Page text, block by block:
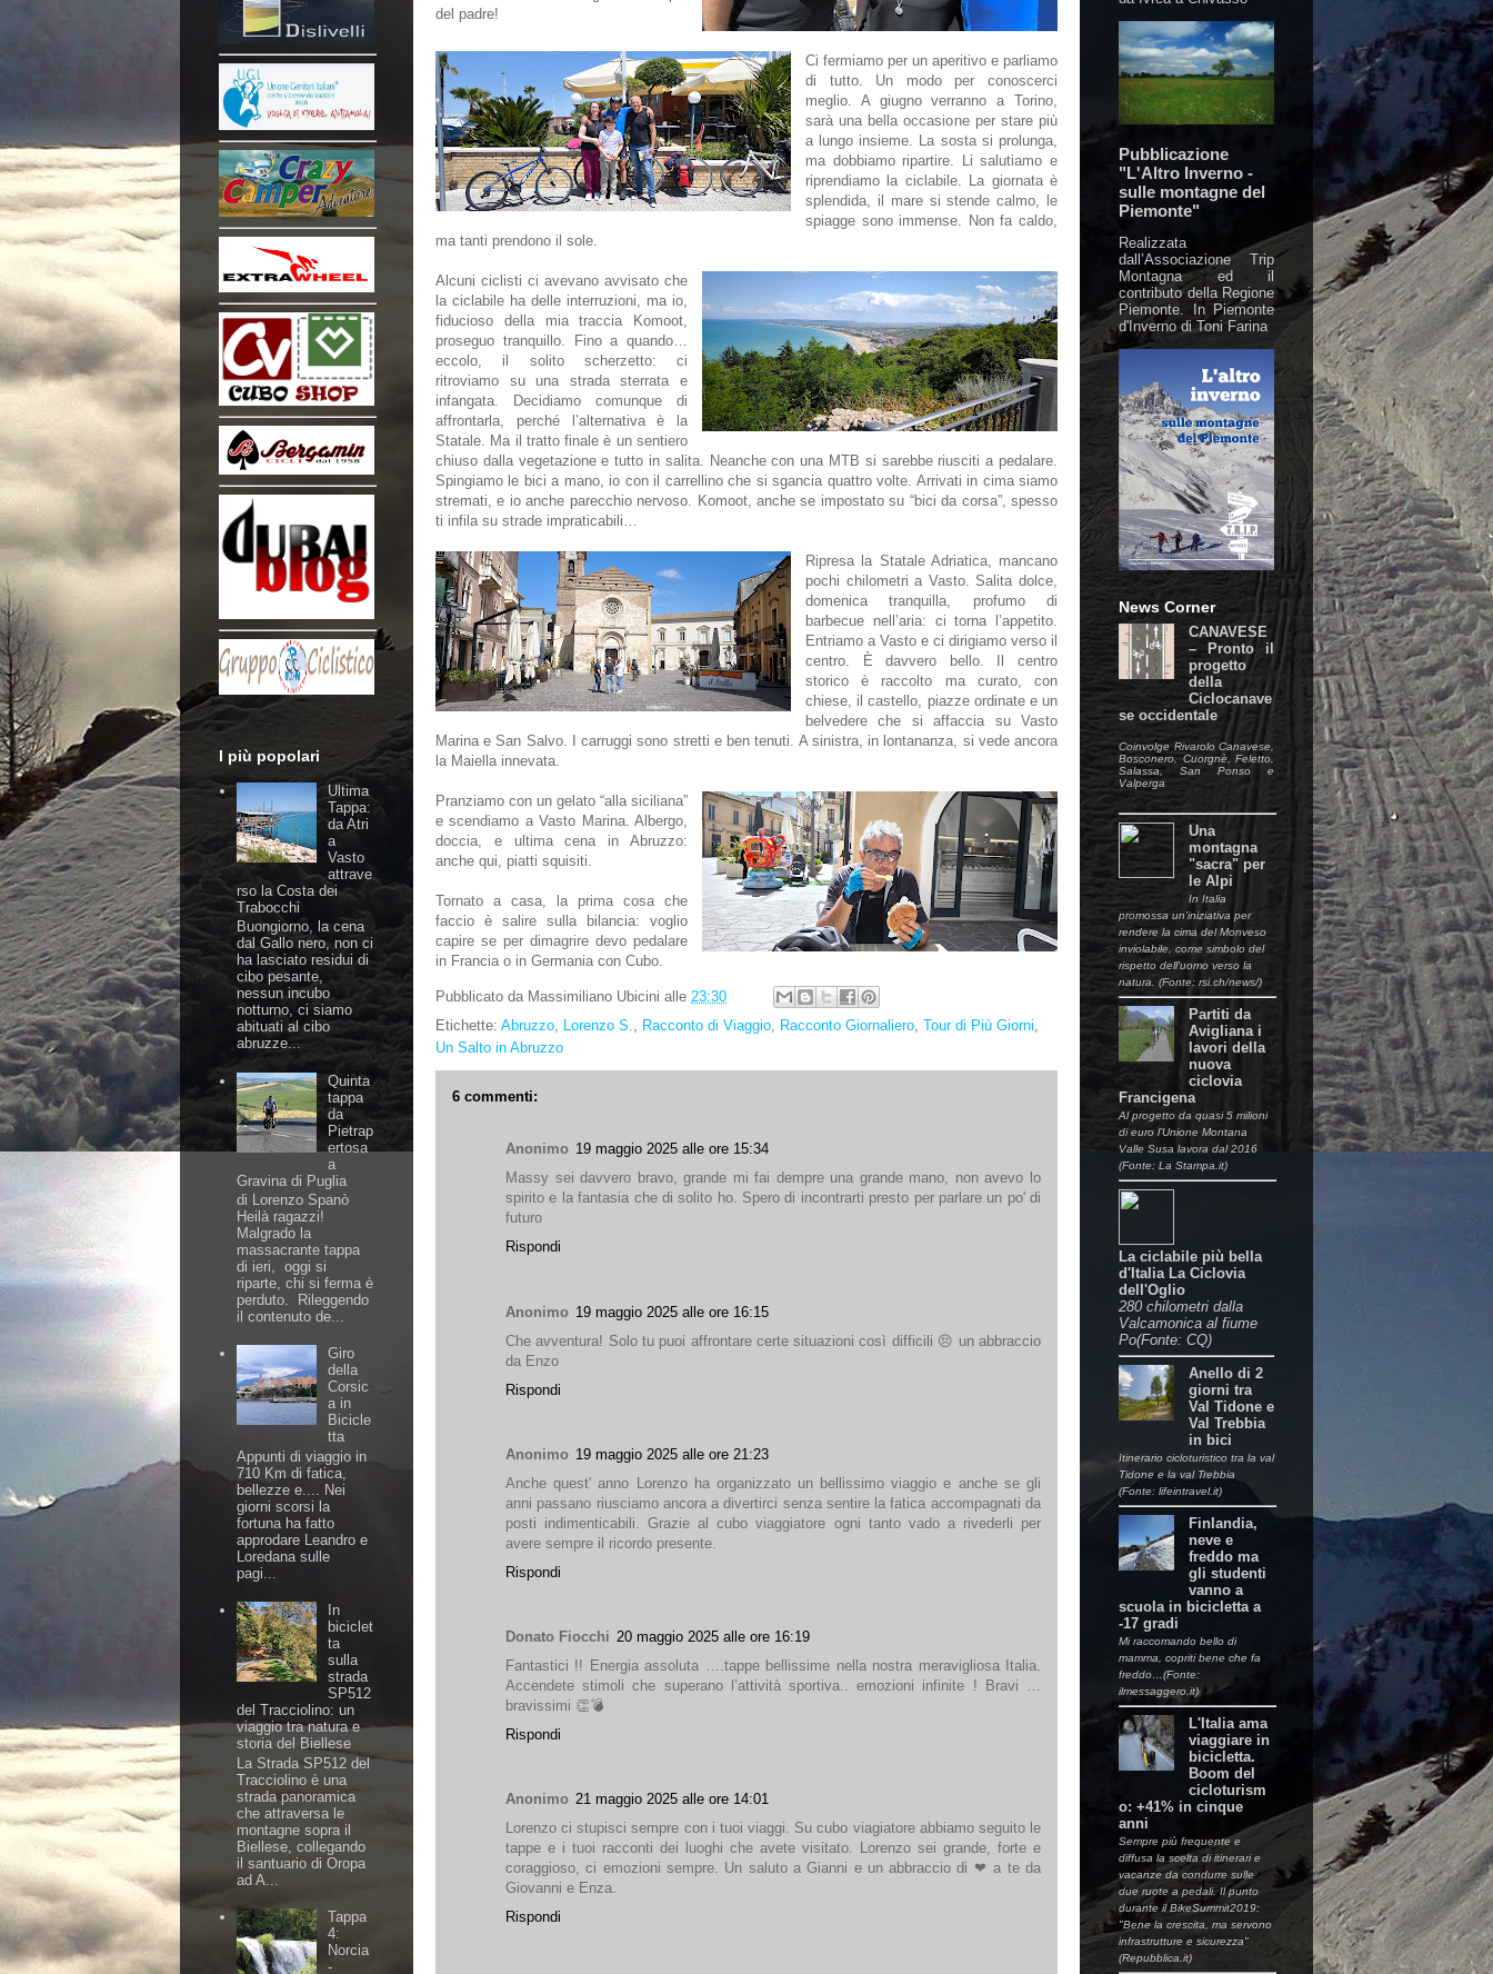
del padre!
Ci fermiamo per un aperitivo e parliamo
di tutto. Un modo per conoscerci
meglio. A giugno verranno a Torino,
sarà una bella occasione per stare più
a lungo insieme. La sosta si prolunga,
ma dobbiamo ripartire. Li salutiamo e
riprendiamo la ciclabile. La giornata è
splendida, il mare si stende calmo, le
spiagge sono immense. Non fa caldo,
ma tanti prendono il sole.
Alcuni ciclisti ci avevano avvisato che
la ciclabile ha delle interruzioni, ma io,
fiducioso della mia traccia Komoot,
proseguo tranquillo. Fino a quando…
eccolo, il solito scherzetto: ci
ritroviamo su una strada sterrata e
infangata. Decidiamo comunque di
affrontarla, perché l’alternativa è la
Statale. Ma il tratto finale è un sentiero
chiuso dalla vegetazione e tutto in salita. Neanche con una MTB si sarebbe riusciti a pedalare.
Spingiamo le bici a mano, io con il carrellino che si sgancia quattro volte. Arrivati in cima siamo
stremati, e io anche parecchio nervoso. Komoot, anche se impostato su “bici da corsa”, spesso
ti infila su strade impraticabili…
Ripresa la Statale Adriatica, mancano
pochi chilometri a Vasto. Salita dolce,
domenica tranquilla, profumo di
barbecue nell’aria: ci torna l’appetito.
Entriamo a Vasto e ci dirigiamo verso il
centro. È davvero bello. Il centro
storico è raccolto ma curato, con
chiese, il castello, piazze ordinate e un
belvedere che si affaccia su Vasto
Marina e San Salvo. I carruggi sono stretti e ben tenuti. A sinistra, in lontananza, si vede ancora
la Maiella innevata.
Pranziamo con un gelato “alla siciliana”
e scendiamo a Vasto Marina. Albergo,
doccia, e ultima cena in Abruzzo:
anche qui, piatti squisiti.
Tornato a casa, la prima cosa che
faccio è salire sulla bilancia: voglio
capire se per dimagrire devo pedalare
in Francia o in Germania con Cubo.
Pubblicato da Massimiliano Ubicini alle 23:30
Etichette: Abruzzo, Lorenzo S., Racconto di Viaggio, Racconto Giornaliero, Tour di Più Giorni,
Un Salto in Abruzzo
6 commenti:
Anonimo 19 maggio 2025 alle ore 15:34
Massy sei davvero bravo, grande mi fai dempre una grande mano, non avevo lo
spirito e la fantasia che di solito ho. Spero di incontrarti presto per parlare un po' di
futuro
Rispondi
Anonimo 19 maggio 2025 alle ore 16:15
Che avventura! Solo tu puoi affrontare certe situazioni così difficili 😣 un abbraccio
da Enzo
Rispondi
Anonimo 19 maggio 2025 alle ore 21:23
Anche quest' anno Lorenzo ha organizzato un bellissimo viaggio e anche se gli
anni passano riusciamo ancora a divertirci senza sentire la fatica accompagnati da
posti indimenticabili. Grazie al cubo viaggiatore ogni tanto vado a rivederli per
avere sempre il ricordo presente.
Rispondi
Donato Fiocchi 20 maggio 2025 alle ore 16:19
Fantastici !! Energia assoluta ….tappe bellissime nella nostra meravigliosa Italia.
Accendete stimoli che superano l’attività sportiva.. emozioni infinite ! Bravi …
bravissimi 👏💣
Rispondi
Anonimo 21 maggio 2025 alle ore 14:01
Lorenzo ci stupisci sempre con i tuoi viaggi. Su cubo viagiatore abbiamo seguito le
tappe e i tuoi racconti dei luoghi che avete visitato. Lorenzo sei grande, forte e
coraggioso, ci emozioni sempre. Un saluto a Gianni e un abbraccio di ❤ a te da
Giovanni e Enza.
Rispondi
I più popolari
Ultima
Tappa:
da Atri
a
Vasto
attrave
rso la Costa dei
Trabocchi
Buongiorno, la cena
dal Gallo nero, non ci
ha lasciato residui di
cibo pesante,
nessun incubo
notturno, ci siamo
abituati al cibo
abruzze...
Quinta
tappa
da
Pietrap
ertosa
a
Gravina di Puglia
di Lorenzo Spanò
Heilà ragazzi!
Malgrado la
massacrante tappa
di ieri, oggi si
riparte, chi si ferma è
perduto. Rileggendo
il contenuto de...
Giro
della
Corsic
a in
Bicicle
tta
Appunti di viaggio in
710 Km di fatica,
bellezze e.... Nei
giorni scorsi la
fortuna ha fatto
approdare Leandro e
Loredana sulle
pagi...
In
biciclet
ta
sulla
strada
SP512
del Tracciolino: un
viaggio tra natura e
storia del Biellese
La Strada SP512 del
Tracciolino è una
strada panoramica
che attraversa le
montagne sopra il
Biellese, collegando
il santuario di Oropa
ad A...
Tappa
4:
Norcia
-
Pubblicazione
"L'Altro Inverno -
sulle montagne del
Piemonte"
Realizzata
dall’Associazione Trip
Montagna ed il
contributo della Regione
Piemonte. In Piemonte
d'Inverno di Toni Farina
News Corner
CANAVESE
– Pronto il
progetto
della
Ciclocanave
se occidentale
Coinvolge Rivarolo Canavese,
Bosconero, Cuorgnè, Feletto,
Salassa, San Ponso e
Valperga
Una
montagna
"sacra" per
le Alpi
In Italia
promossa un'iniziativa per
rendere la cima del Monveso
inviolabile, come simbolo del
rispetto dell'uomo verso la
natura. (Fonte: rsi.ch/news/)
Partiti da
Avigliana i
lavori della
nuova
ciclovia
Francigena
Al progetto da quasi 5 milioni
di euro l’Unione Montana
Valle Susa lavora dal 2016
(Fonte: La Stampa.it)
La ciclabile più bella
d'Italia La Ciclovia
dell'Oglio
280 chilometri dalla
Valcamonica al fiume
Po(Fonte: CQ)
Anello di 2
giorni tra
Val Tidone e
Val Trebbia
in bici
Itinerario cicloturistico tra la val
Tidone e la val Trebbia
(Fonte: lifeintravel.it)
Finlandia,
neve e
freddo ma
gli studenti
vanno a
scuola in bicicletta a
-17 gradi
Mi raccomando bello di
mamma, copriti bene che fa
freddo…(Fonte:
ilmessaggero.it)
L'Italia ama
viaggiare in
bicicletta.
Boom del
cicloturism
o: +41% in cinque
anni
Sempre più frequente e
diffusa la scelta di itinerari e
vacanze da condurre sulle
due ruote a pedali. Il punto
durante il BikeSummit2019:
"Bene la crescita, ma servono
infrastrutture e sicurezza"
(Repubblica.it)